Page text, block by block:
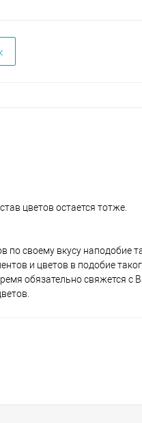
цветов остается тотже.
по своему вкусу наподобие
и цветов в подобие
обязательно свяжется